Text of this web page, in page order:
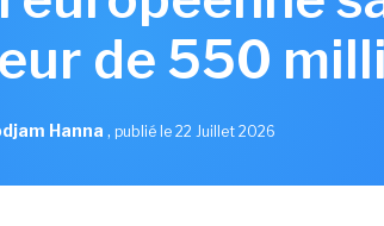
de 550
Hanna , publié le 22 Juillet 2026